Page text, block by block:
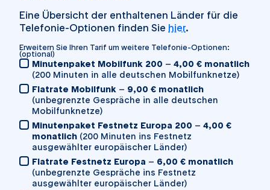
Eine Übersicht der enthaltenen Länder für die
Telefonie-Optionen finden Sie hier.
Erweitern Sie Ihren Tarif um weitere Telefonie-Optionen:
(optional)
Minutenpaket Mobilfunk 200 – 4,00 € monatlich
(200 Minuten in alle deutschen Mobilfunknetze)
Flatrate Mobilfunk– 9,00 € monatlich
(unbegrenzte Gespräche in alle deutschen
Mobilfunknetze)
Minutenpaket Festnetz Europa 200 – 4,00 €
monatlich(200 Minuten ins Festnetz
ausgewählter europäischer Länder)
Flatrate Festnetz Europa – 6,00 € monatlich
(unbegrenzte Gespräche ins Festnetz
ausgewählter europäischer Länder)